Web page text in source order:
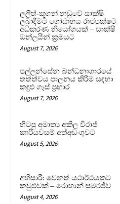
ලලිත්-කූගන් නඩුවේ සාක්ෂි
ලබාදීමට ගෝඨාභය රාජපක්ෂට
අධිකරණ නියෝගයක් – සාක්ෂි
ඔන්ලයින් ක්‍රමයට
August 7, 2026
පල්ලන්සේන බන්ධනාගාරයේ
තත්ත්වය පාලනය කිරීම සඳහා
කඳුළු ගෑස් ප්‍රහාර
August 7, 2026
හිටපු අමාත්‍ය අකිල විරාජ්
කාරියවසම් අත්අඩංගුවට
August 5, 2026
අභිසාරී: වෙනත් යථාර්ථයකට
කවුළුවක් – රොහාන් සමරජීව
August 4, 2026